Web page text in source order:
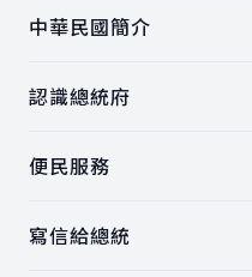
中華民國簡介
認識總統府
便民服務
寫信給總統